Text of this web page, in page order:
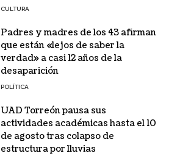
CULTURA
Padres y madres de los 43 afirman
que están «lejos de saber la
verdad» a casi 12 años de la
desaparición
POLÍTICA
UAD Torreón pausa sus
actividades académicas hasta el 10
de agosto tras colapso de
estructura por lluvias